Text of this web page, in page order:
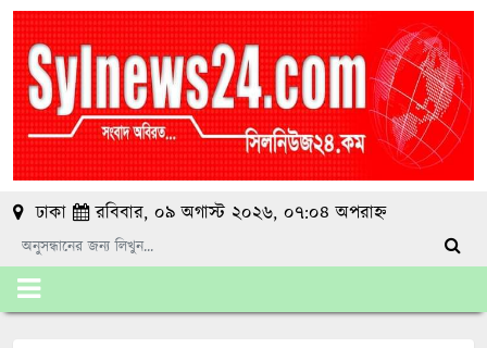
ঢাকা রবিবার, ০৯ অগাস্ট ২০২৬, ০৭:০৪ অপরাহ্ন